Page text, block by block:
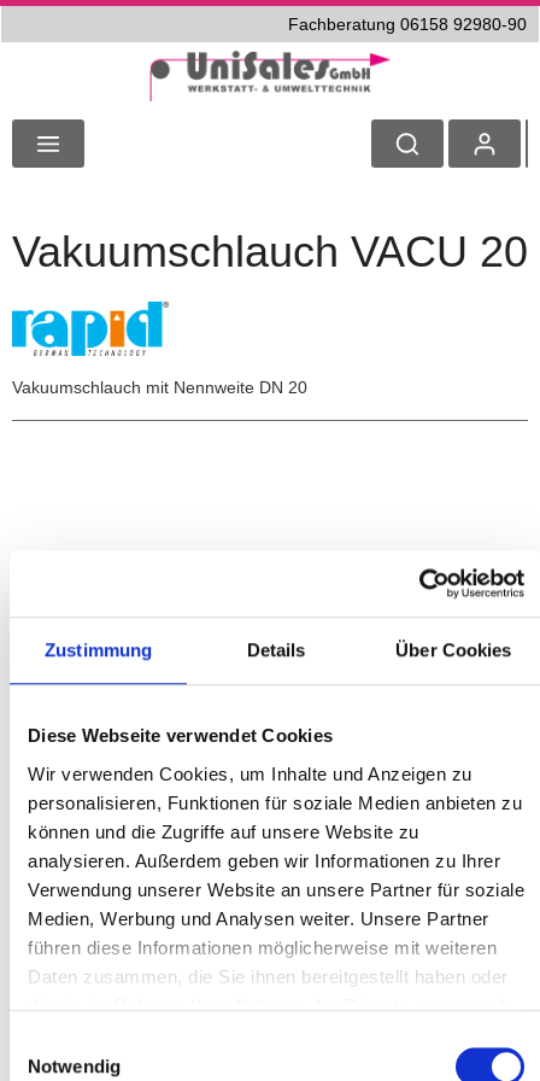
Zustimmung Details Über Cookies
Diese Webseite verwendet Cookies
Wir verwenden Cookies, um Inhalte und Anzeigen zu
personalisieren, Funktionen für soziale Medien anbieten zu
können und die Zugriffe auf unsere Website zu
analysieren. Außerdem geben wir Informationen zu Ihrer
Verwendung unserer Website an unsere Partner für soziale
Medien, Werbung und Analysen weiter. Unsere Partner
führen diese Informationen möglicherweise mit weiteren
Daten zusammen, die Sie ihnen bereitgestellt haben oder
Notwendig
Fachberatung 06158 92980-90
Vakuumschlauch VACU 20
Vakuumschlauch mit Nennweite DN 20
19,27 €* %
25,69 €* (24.99% gespart)
Inhalt:1 m
Preise exkl. MwSt. zzgl. Versandkosten